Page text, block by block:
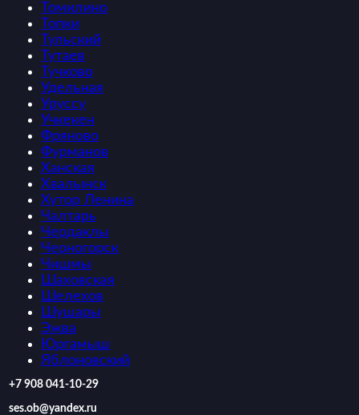
Томилино
Топки
Тульский
Тутаев
Тучково
Удельная
Уруссу
Учкекен
Фряново
Фурманов
Ханская
Хвалынск
Хутор Ленина
Чалтарь
Чердаклы
Черногорск
Чишмы
Шаховская
Шелехов
Шушары
Эжва
Юргамыш
Яблоновский
‪+7 908 041-10-29
ses.ob@yandex.ru